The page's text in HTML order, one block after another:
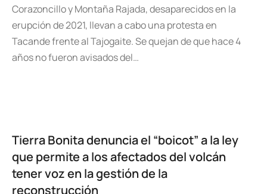
Corazoncillo y Montaña Rajada, desaparecidos en la
erupción de 2021, llevan a cabo una protesta en
Tacande frente al Tajogaite. Se quejan de que hace 4
años no fueron avisados del…
Tierra Bonita denuncia el “boicot” a la ley
que permite a los afectados del volcán
tener voz en la gestión de la
reconstrucción